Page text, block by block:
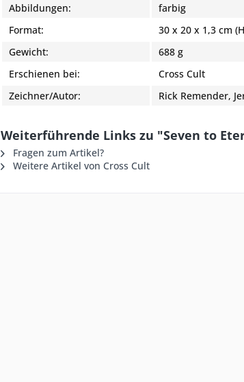
Abbildungen:
farbig
Format:
30 x 20 x 1,3 cm
Gewicht:
688 g
Erschienen bei:
Cross Cult
Zeichner/Autor:
Rick Remender,
Weiterführende Links zu "Seven to
Fragen zum Artikel?
Weitere Artikel von Cross Cult